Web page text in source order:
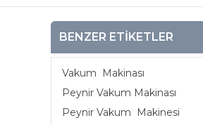
BENZER ETIKETLER
Vakum Makinası
Peynir Vakum Makinası
Peynir Vakum Makinesi